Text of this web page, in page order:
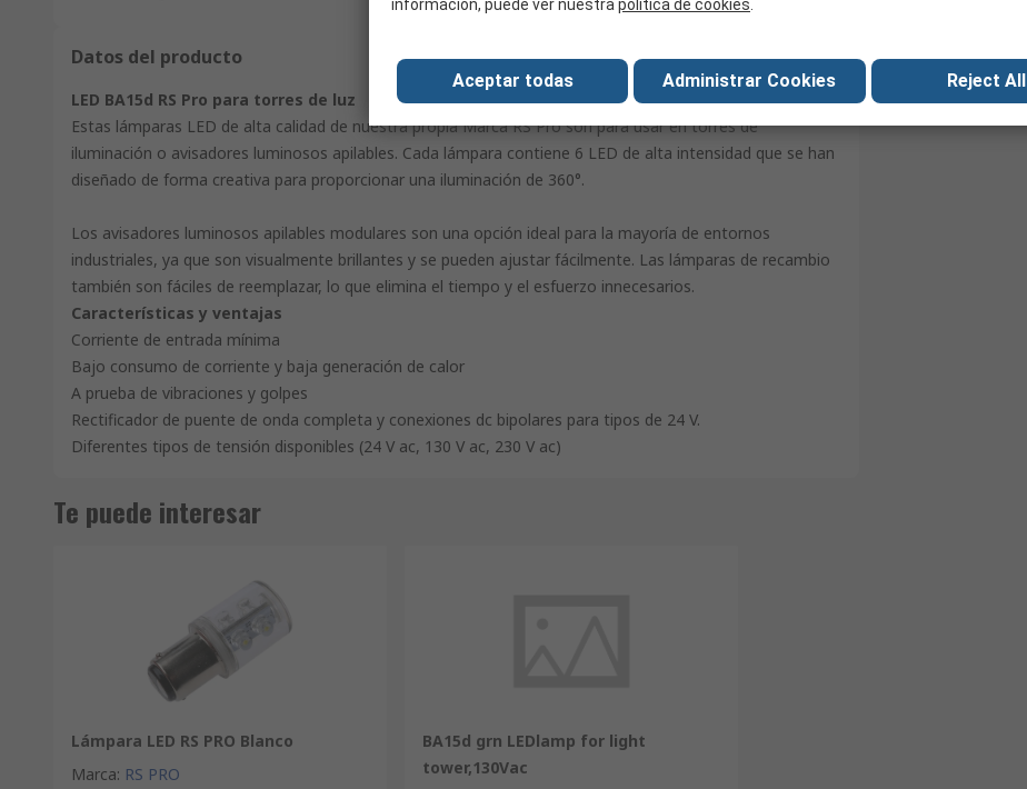
Datos del producto
LED BA15d RS Pro para torres de luz
Estas lámparas LED de alta calidad de nuestra propia Marca RS Pro son para usar en torres de
iluminación o avisadores luminosos apilables. Cada lámpara contiene 6 LED de alta intensidad que se han
diseñado de forma creativa para proporcionar una iluminación de 360°.
Los avisadores luminosos apilables modulares son una opción ideal para la mayoría de entornos
industriales, ya que son visualmente brillantes y se pueden ajustar fácilmente. Las lámparas de recambio
también son fáciles de reemplazar, lo que elimina el tiempo y el esfuerzo innecesarios.
Características y ventajas
Corriente de entrada mínima
Bajo consumo de corriente y baja generación de calor
A prueba de vibraciones y golpes
Rectificador de puente de onda completa y conexiones dc bipolares para tipos de 24 V.
Diferentes tipos de tensión disponibles (24 V ac, 130 V ac, 230 V ac)
Te puede interesar
Lámpara LED RS PRO Blanco
Marca: RS PRO
BA15d grn LEDlamp for light
tower,130Vac
información, puede ver nuestra política de cookies
Aceptar todas Administrar Cookies Reject All